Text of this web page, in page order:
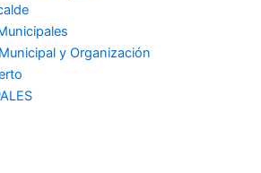
y Organización